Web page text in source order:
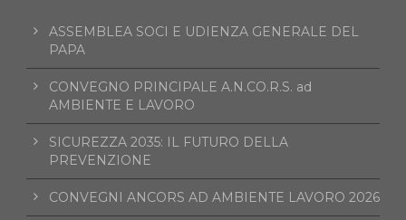
ASSEMBLEA SOCI E UDIENZA GENERALE DEL
PAPA
CONVEGNO PRINCIPALE A.N.CO.R.S. ad
AMBIENTE E LAVORO
SICUREZZA 2035: IL FUTURO DELLA
PREVENZIONE
CONVEGNI ANCORS AD AMBIENTE LAVORO 2026